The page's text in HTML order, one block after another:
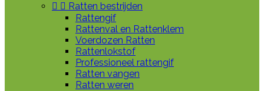
  Ratten bestrijden
Rattengif
Rattenval en Rattenklem
Voerdozen Ratten
Rattenlokstof
Professioneel rattengif
Ratten vangen
Ratten weren